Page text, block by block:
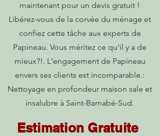
maintenant pour un devis gratuit !
Libérez-vous de la corvée du ménage et
confiez cette tâche aux experts de
Papineau. Vous méritez ce qu'il y a de
mieux?!. L'engagement de Papineau
envers ses clients est incomparable.:
Nettoyage en profondeur maison sale et
insalubre à Saint-Barnabé-Sud.
Estimation Gratuite